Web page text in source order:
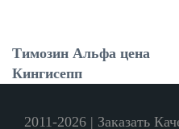
Tимозин Альфа цена
Кингисепп
2011-2026 | Заказать